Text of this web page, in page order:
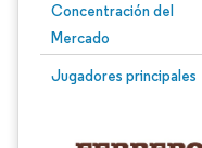
Concentración del
Mercado
Jugadores principales
Imagen © Mordor